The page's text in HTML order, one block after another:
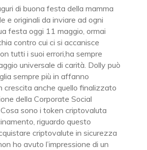
di buona festa della mamma
e originali da inviare ad ogni
festa oggi 11 maggio, ormai
contro cui ci si accanisce
tutti i suoi errori,ha sempre
universale di carità. Dolly può
sempre più in affanno
crescita anche quello finalizzato
della Corporate Social
sono i token criptovaluta
riguardo questo
criptovalute in sicurezza
ho avuto l’impressione di un